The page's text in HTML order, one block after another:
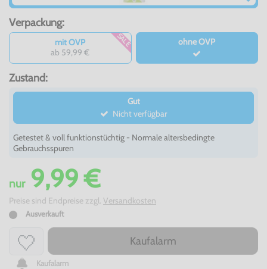
Verpackung:
mit OVP
ab 59,99 €
SALE ohne OVP
Zustand:
Gut
Nicht verfügbar
Getestet & voll funktionstüchtig - Normale altersbedingte
Gebrauchsspuren
nur9,99 €
Preise sind Endpreise zzgl. Versandkosten
Ausverkauft
Kaufalarm
Kaufalarm